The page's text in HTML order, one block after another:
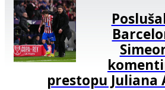
prestopu Juliana